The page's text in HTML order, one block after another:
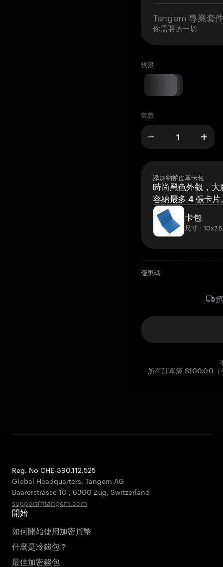
Tangem 專業套
你需要的一切
收藏
套數
添加納帕皮革卡包
時尚黑色外觀，大
容納最多 4 張卡片
卡包
尺寸：
優惠碼
所有訂單滿 $100.00（
Reg. No CHE-390.112.525
Global Headquarters, Tangem AG
Baarerstrasse 10 , 6300 Zug, Switzerland
support@tangem.com
開始
如何開始使用加密貨幣
什麼是冷錢包？
最佳加密錢包